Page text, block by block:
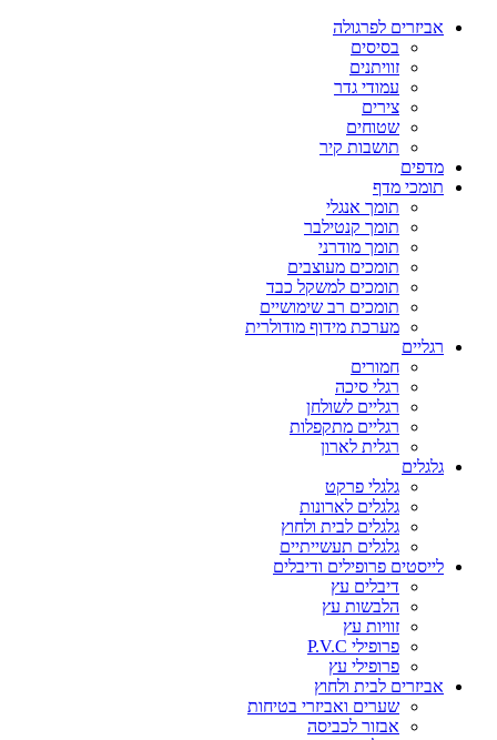
אביזרים לפרגולה
בסיסים
זוויתנים
עמודי גדר
צירים
שטוחים
תושבות קיר
מדפים
תומכי מדף
תומך אנגלי
תומך קנטילבר
תומך מודרני
תומכים מעוצבים
תומכים למשקל כבד
תומכים רב שימושיים
מערכת מידוף מודולרית
רגליים
חמורים
רגלי סיכה
רגליים לשולחן
רגליים מתקפלות
רגלית לארון
גלגלים
גלגלי פרקט
גלגלים לארונות
גלגלים לבית ולחוץ
גלגלים תעשייתיים
לייסטים פרופילים ודיבלים
דיבלים עץ
הלבשות עץ
זוויות עץ
פרופילי P.V.C
פרופילי עץ
אביזרים לבית ולחוץ
שערים ואביזרי בטיחות
אבזור לכביסה